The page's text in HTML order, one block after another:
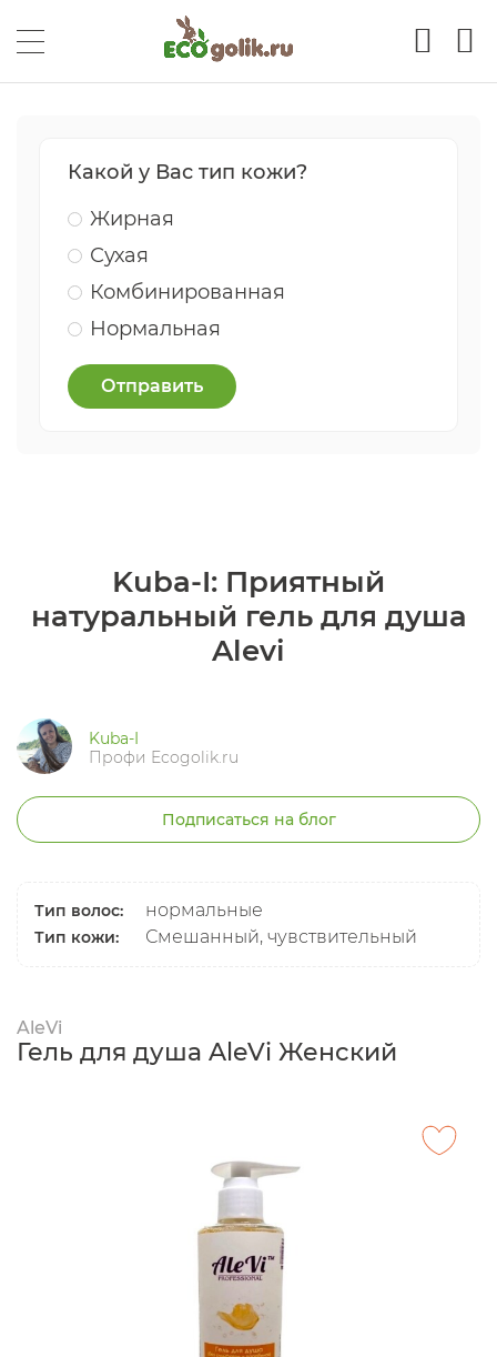
Какой у Вас тип кожи?
Жирная
Сухая
Комбинированная
Нормальная
Отправить
Kuba-I: Приятный
натуральный гель для душа
Alevi
Kuba-I
Профи Ecogolik.ru
Подписаться на блог
Тип волос: нормальные
Тип кожи: Смешанный, чувствительный
AleVi
Гель для душа AleVi Женский